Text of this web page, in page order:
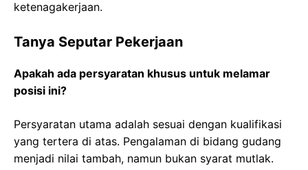
ketenagakerjaan.
Tanya Seputar Pekerjaan
Apakah ada persyaratan khusus untuk melamar
posisi ini?
Persyaratan utama adalah sesuai dengan kualifikasi
yang tertera di atas. Pengalaman di bidang gudang
menjadi nilai tambah, namun bukan syarat mutlak.